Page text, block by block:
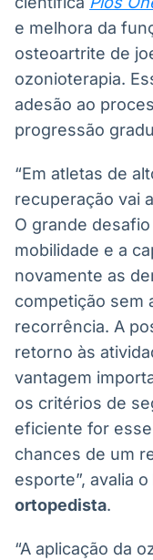
e melhora da
osteoartrite de
ozonioterapia.
adesão ao
progressão
“Em atletas de
recuperação vai
O grande
mobilidade e a
novamente as
competição sem
recorrência. A
retorno às
vantagem
os critérios de
eficiente for
chances de um
esporte”, avalia o
ortopedista.
“A aplicação da